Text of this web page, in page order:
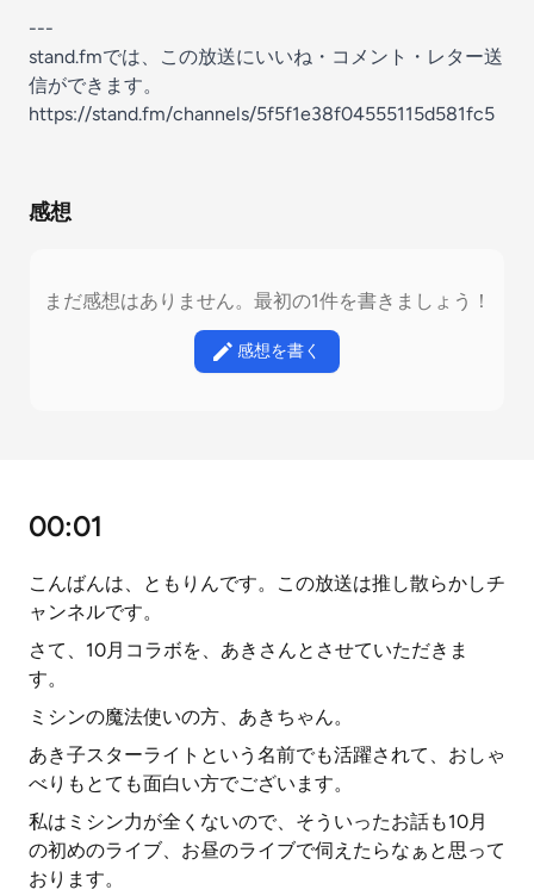
---
stand.fmでは、この放送にいいね・コメント・レター送
信ができます。
https://stand.fm/channels/5f5f1e38f04555115d581fc5
感想
まだ感想はありません。最初の1件を書きましょう！
感想を書く
00:01
こんばんは、ともりんです。この放送は推し散らかしチ
ャンネルです。
さて、10月コラボを、あきさんとさせていただきま
す。
ミシンの魔法使いの方、あきちゃん。
あき子スターライトという名前でも活躍されて、おしゃ
べりもとても面白い方でございます。
私はミシン力が全くないので、そういったお話も10月
の初めのライブ、お昼のライブで伺えたらなぁと思って
おります。